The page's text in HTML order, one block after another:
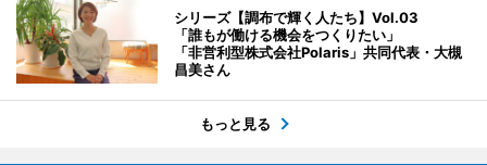
シリーズ【調布で輝く人たち】Vol.03
「誰もが働ける機会をつくりたい」
「非営利型株式会社Polaris」共同代表・大槻
昌美さん
もっと見る